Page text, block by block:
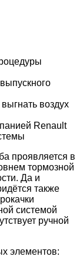
воздух
Renault
проявляется в
тормозной
Да и
также
системой
ручной
элементов: